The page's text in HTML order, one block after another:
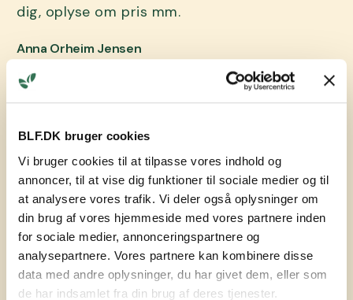
BLF.DK bruger cookies
Vi bruger cookies til at tilpasse vores indhold og
annoncer, til at vise dig funktioner til sociale medier og til
at analysere vores trafik. Vi deler også oplysninger om
din brug af vores hjemmeside med vores partnere inden
for sociale medier, annonceringspartnere og
analysepartnere. Vores partnere kan kombinere disse
data med andre oplysninger, du har givet dem, eller som
de har indsamlet fra din brug af deres tjenester.
dig, oplyse om pris mm.
Anna Orheim Jensen
MÅLRET DIT BUDSKAB
Køb annonceplads i Nyt fra
BLF
Ram alle medlemmer hos BLF,
samarbejdspartnere og de øvrige mange
læsere af bladet.